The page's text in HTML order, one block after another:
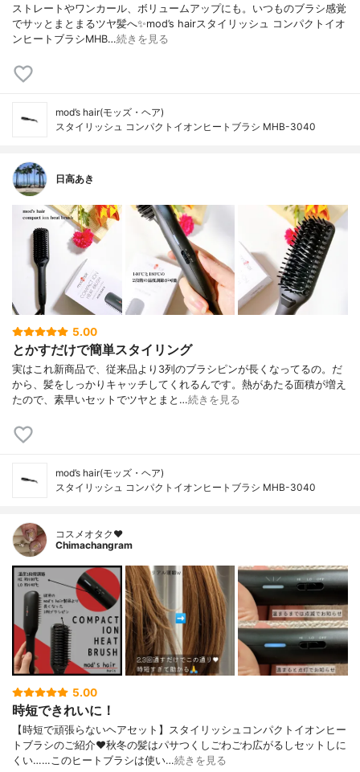
ストレートやワンカール、ボリュームアップにも。いつものブラシ感覚
でサッとまとまるツヤ髪へ✨mod’s hairスタイリッシュ コンパクトイオ
ンヒートブラシMHB…続きを見る
mod’s hair(モッズ・ヘア)
スタイリッシュ コンパクトイオンヒートブラシ MHB-3040
日高あき
5.00
とかすだけで簡単スタイリング
実はこれ新商品で、従来品より3列のブラシピンが長くなってるの。だ
から、髪をしっかりキャッチしてくれるんです。熱があたる面積が増え
たので、素早いセットでツヤとまと…続きを見る
mod’s hair(モッズ・ヘア)
スタイリッシュ コンパクトイオンヒートブラシ MHB-3040
コスメオタク♥︎
Chimachangram
5.00
時短できれいに！
【時短で頑張らないヘアセット】スタイリッシュコンパクトイオンヒー
トブラシのご紹介♥︎秋冬の髪はパサつくしごわごわ広がるしセットしに
くい……このヒートブラシは使い…続きを見る